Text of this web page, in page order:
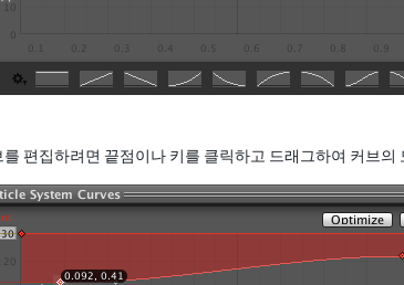
를 편집하려면 끝점이나 키를 클릭하고 드래그하여 커브의